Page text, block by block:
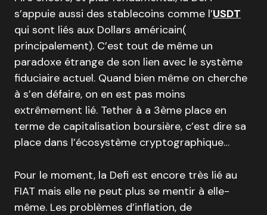
s’appuie aussi des stablecoins comme l’USDT
qui sont liés aux Dollars américain(
principalement). C’est tout de même un
paradoxe étrange de son lien avec le système
fiduciaire actuel. Quand bien même on cherche
à s’en défaire, on en est pas moins
extrêmement lié. Tether à a 3ème place en
terme de capitalisation boursière, c’est dire sa
place dans l’écosystème cryptographique…
Pour le moment, la Defi est encore très lié au
FIAT mais elle ne peut plus se mentir à elle-
même. Les problèmes d’inflation, de